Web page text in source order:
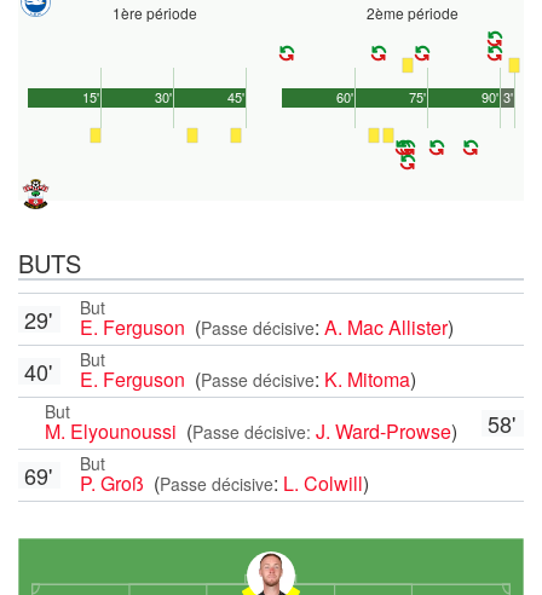
1ère période
45'
15' 30'
2ème période
90'
60' 75' 3'
BUTS
But
E. Ferguson (Passe décisive: A. Mac Allister)
29'
But
E. Ferguson (Passe décisive: K. Mitoma)
40'
58'
But
M. Elyounoussi (Passe décisive: J. Ward-Prowse)
But
P. Groß (Passe décisive: L. Colwill)
69'